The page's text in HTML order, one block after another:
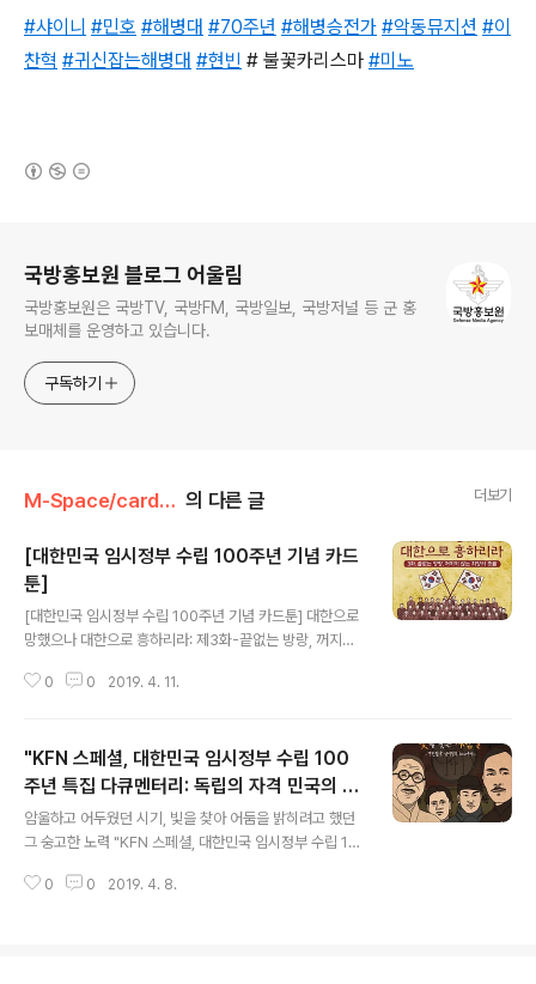
#샤이니 #민호 #해병대 #70주년 #해병승전가 #악동뮤지션 #이
찬혁 #귀신잡는해병대 #현빈 # 불꽃카리스마 #미노
국방홍보원 블로그 어울림
국방홍보원은 국방TV, 국방FM, 국방일보, 국방저널 등 군 홍
보매체를 운영하고 있습니다.
구독하기
M-Space/cardnews 의 다른 글 더보기
[대한민국 임시정부 수립 100주년 기념 카드
툰]
[대한민국 임시정부 수립 100주년 기념 카드툰] 대한으로
망했으나 대한으로 흥하리라: 제3화-끝없는 방랑, 꺼지지
#상해 #상하이
0 0 2019. 4. 11.
"KFN 스페셜, 대한민국 임시정부 수립 100
주년 특집 다큐멘터리: 독립의 자격 민국의 국
민이 되다"
암울하고 어두웠던 시기, 빛을 찾아 어둠을 밝히려고 했던
그 숭고한 노력 "KFN 스페셜, 대한민국 임시정부 수립 10
4월 11일-11시, 18시 4월 13일-23시
0 0 2019. 4. 8.